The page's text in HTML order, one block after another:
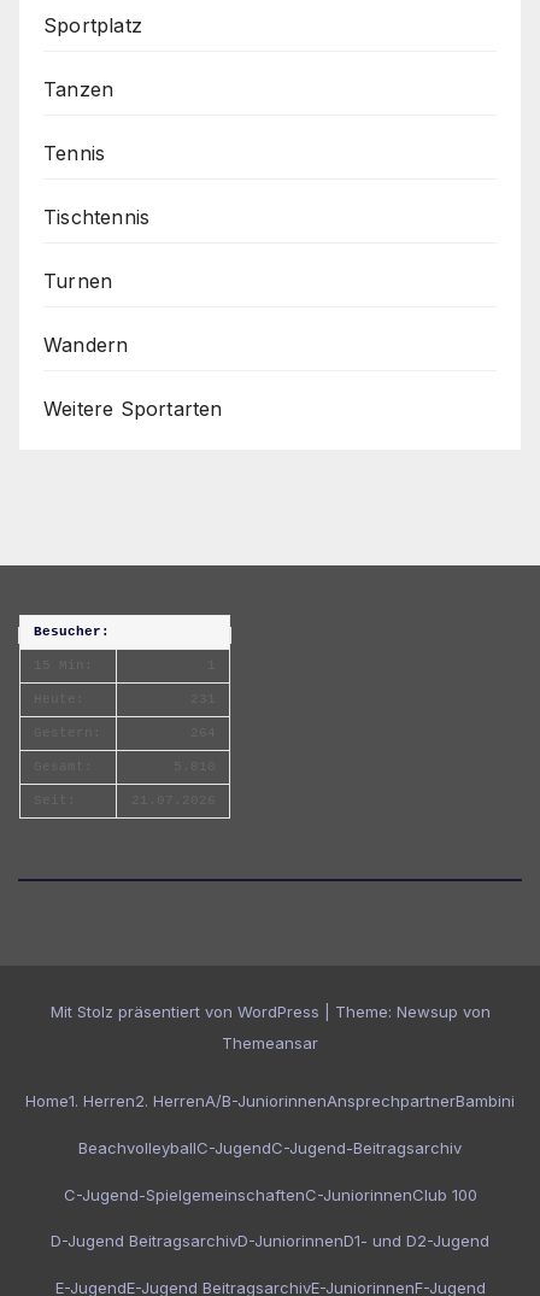
Sportplatz
Tanzen
Tennis
Tischtennis
Turnen
Wandern
Weitere Sportarten
Besucher:
Mit Stolz präsentiert von WordPress Theme: Newsup von
Themeansar
Home1. Herren2. HerrenA/B-JuniorinnenAnsprechpartnerBambini
BeachvolleyballC-JugendC-Jugend-Beitragsarchiv
C-Jugend-SpielgemeinschaftenC-JuniorinnenClub 100
D-Jugend BeitragsarchivD-JuniorinnenD1- und D2-Jugend
E-JugendE-Jugend BeitragsarchivE-JuniorinnenF-Jugend